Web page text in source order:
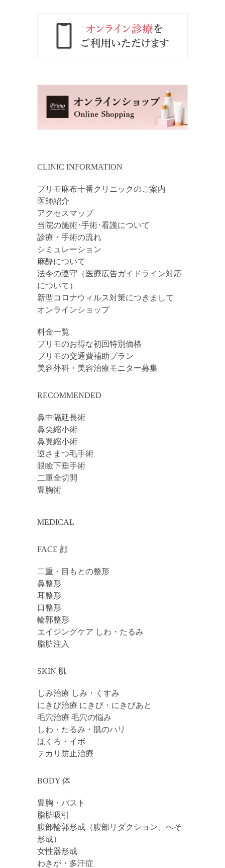
CLINIC INFORMATION
プリモ麻布十番クリニックのご案内
医師紹介
アクセスマップ
当院の施術･手術･看護について
診療・手術の流れ
シミュレーション
麻酔について
法令の遵守（医療広告ガイドライン対応
について）
新型コロナウィルス対策につきまして
オンラインショップ
料金一覧
プリモのお得な初回特別価格
プリモの交通費補助プラン
美容外科・美容治療モニター募集
RECOMMENDED
鼻中隔延長術
鼻尖縮小術
鼻翼縮小術
逆さまつ毛手術
眼瞼下垂手術
二重全切開
豊胸術
MEDICAL
FACE 顔
二重・目もとの整形
鼻整形
耳整形
口整形
輪郭整形
エイジングケア しわ・たるみ
脂肪注入
SKIN 肌
しみ治療 しみ・くすみ
にきび治療 にきび・にきびあと
毛穴治療 毛穴の悩み
しわ・たるみ・肌のハリ
ほくろ・イボ
テカリ防止治療
BODY 体
豊胸・バスト
脂肪吸引
腹部輪郭形成（腹部リダクション、へそ
形成）
女性器形成
わきが・多汗症